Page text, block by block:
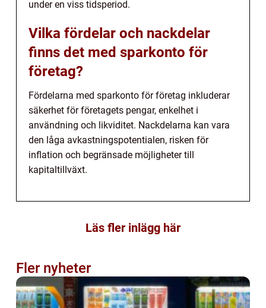
under en viss tidsperiod.
Vilka fördelar och nackdelar
finns det med sparkonto för
företag?
Fördelarna med sparkonto för företag inkluderar
säkerhet för företagets pengar, enkelhet i
användning och likviditet. Nackdelarna kan vara
den låga avkastningspotentialen, risken för
inflation och begränsade möjligheter till
kapitaltillväxt.
Läs fler inlägg här
Fler nyheter